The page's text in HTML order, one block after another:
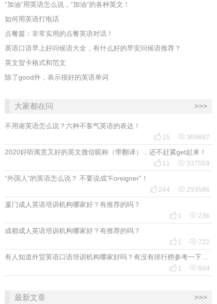
“加油”用英语怎么说，“加油”的各种英文！
如何用英语打电话
点餐篇：非常实用的点餐英语对话！
英语口语早上好问候语大全，有什么好的早安问候语推荐？
英文贺卡格式和范文
除了good外，表示很好的英语单词
大家都在问 >>>
不用谢英语怎么说？六种不客气英语的表达！
 15 369887
2020好听寓意又好的英文微信昵称（带翻译），还不赶紧get起来！
 11 337559
“外国人”的英语怎么说？ 不要说成“Foreigner”！
 244 293586
厦门成人英语培训机构哪家好？有推荐的吗？
 1 236
成都成人英语培训机构哪家好？有推荐的吗？
 1 722
有人知道外贸英语口语培训机构哪家好吗？有没有排行榜参考一下？最好说下费用
 1 844
最新文章 >>>